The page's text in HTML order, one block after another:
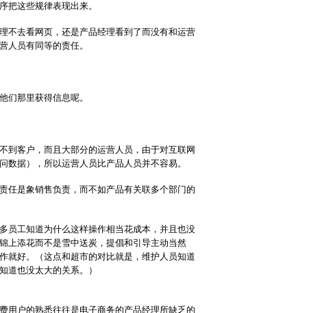
把这些规律表现出来。
不去看网页，还是产品经理看到了而没有和运营
人员有同等的责任。
们那里获得信息呢。
到客户，而且大部分的运营人员，由于对互联网
据），所以运营人员比产品人员并不容易。
任是象销售负责，而不如产品有关联多个部门的
员工知道为什么这样操作相当花成本，并且也没
上添花而不是雪中送炭，提倡和引导主动当然
就好。（这点和超市的对比就是，维护人员知道
道也没太大的关系。）
用户的熟悉往往是电子商务的产品经理所缺乏的